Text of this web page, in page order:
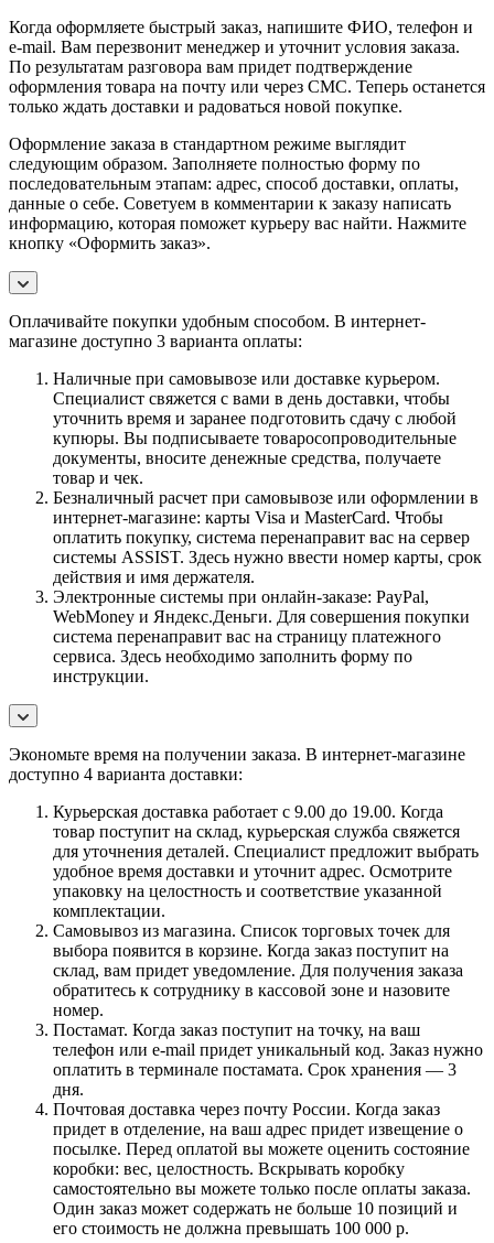
Когда оформляете быстрый заказ, напишите ФИО, телефон и
e-mail. Вам перезвонит менеджер и уточнит условия заказа.
По результатам разговора вам придет подтверждение
оформления товара на почту или через СМС. Теперь останется
только ждать доставки и радоваться новой покупке.
Оформление заказа в стандартном режиме выглядит
следующим образом. Заполняете полностью форму по
последовательным этапам: адрес, способ доставки, оплаты,
данные о себе. Советуем в комментарии к заказу написать
информацию, которая поможет курьеру вас найти. Нажмите
кнопку «Оформить заказ».
Оплачивайте покупки удобным способом. В интернет-
магазине доступно 3 варианта оплаты:
Наличные при самовывозе или доставке курьером.
Специалист свяжется с вами в день доставки, чтобы
уточнить время и заранее подготовить сдачу с любой
купюры. Вы подписываете товаросопроводительные
документы, вносите денежные средства, получаете
товар и чек.
Безналичный расчет при самовывозе или оформлении в
интернет-магазине: карты Visa и MasterCard. Чтобы
оплатить покупку, система перенаправит вас на сервер
системы ASSIST. Здесь нужно ввести номер карты, срок
действия и имя держателя.
Электронные системы при онлайн-заказе: PayPal,
WebMoney и Яндекс.Деньги. Для совершения покупки
система перенаправит вас на страницу платежного
сервиса. Здесь необходимо заполнить форму по
инструкции.
Экономьте время на получении заказа. В интернет-магазине
доступно 4 варианта доставки:
Курьерская доставка работает с 9.00 до 19.00. Когда
товар поступит на склад, курьерская служба свяжется
для уточнения деталей. Специалист предложит выбрать
удобное время доставки и уточнит адрес. Осмотрите
упаковку на целостность и соответствие указанной
комплектации.
Самовывоз из магазина. Список торговых точек для
выбора появится в корзине. Когда заказ поступит на
склад, вам придет уведомление. Для получения заказа
обратитесь к сотруднику в кассовой зоне и назовите
номер.
Постамат. Когда заказ поступит на точку, на ваш
телефон или e-mail придет уникальный код. Заказ нужно
оплатить в терминале постамата. Срок хранения — 3
дня.
Почтовая доставка через почту России. Когда заказ
придет в отделение, на ваш адрес придет извещение о
посылке. Перед оплатой вы можете оценить состояние
коробки: вес, целостность. Вскрывать коробку
самостоятельно вы можете только после оплаты заказа.
Один заказ может содержать не больше 10 позиций и
его стоимость не должна превышать 100 000 р.